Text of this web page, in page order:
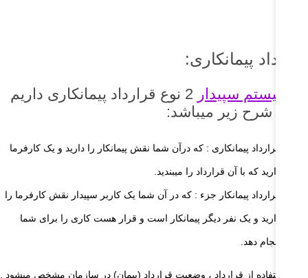
پیمانکاری:
سیستم سپیدار
2 نوع قرارداد پیمانکاری داریم
به شرح زیر میباشد:
قرارداد پیمانکاری : که درآن شما نقش پیمانکار را دارید و یک کارفرما
دارید که با آن قرارداد را میبندید.
قرارداد پیمانکار جزء : که در آن شما یک کاربر سپیدار نقش کارفرما را
دارید و یک نفر دیگر پیمانکار است و قرار هست کاری را برای شما
انجام دهد.
با استفاده از قرارداد ، وضعیت قرارداد (پیمان) در سازمان مشخص میشود .